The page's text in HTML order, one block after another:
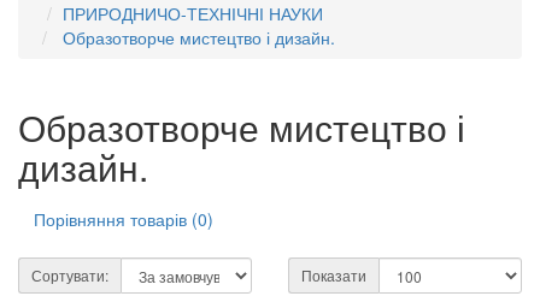
ПРИРОДНИЧО-ТЕХНІЧНІ НАУКИ
Образотворче мистецтво і дизайн.
Образотворче мистецтво і
дизайн.
Порівняння товарів (0)
Сортувати: Показати